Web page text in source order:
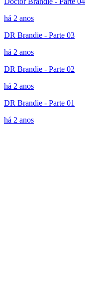
há 2 anos
DR Brandie - Parte 03
há 2 anos
DR Brandie - Parte 02
há 2 anos
DR Brandie - Parte 01
há 2 anos